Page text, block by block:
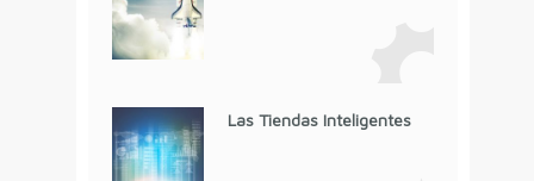
Las Tiendas Inteligentes